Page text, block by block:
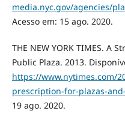
media.nyc.gov/agencies/
Acesso em: 15 ago. 2020.
THE NEW YORK TIMES. A
Public Plaza. 2013.
https://www.nytimes.com/
prescription-for-plazas-
19 ago. 2020.